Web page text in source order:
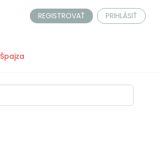
REGISTROVAŤ PRIHLÁSIŤ
Špajza